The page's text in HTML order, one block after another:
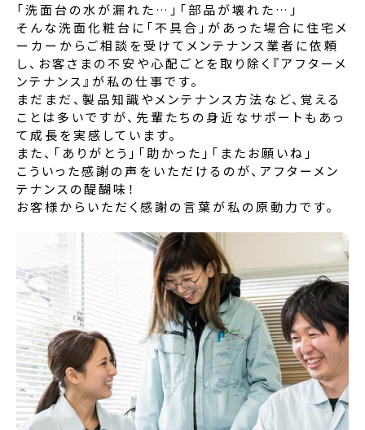
「洗面台の水が漏れた…」「部品が壊れた…」
そんな洗面化粧台に「不具合」があった場合に住宅メ
ーカーからご相談を受けてメンテナンス業者に依頼
し、お客さまの不安や心配ごとを取り除く『アフターメ
ンテナンス』が私の仕事です。
まだまだ、製品知識やメンテナンス方法など、覚える
ことは多いですが、先輩たちの身近なサポートもあっ
て成長を実感しています。
また、「ありがとう」「助かった」「またお願いね」
こういった感謝の声をいただけるのが、アフターメン
テナンスの醍醐味！
お客様からいただく感謝の言葉が私の原動力です。